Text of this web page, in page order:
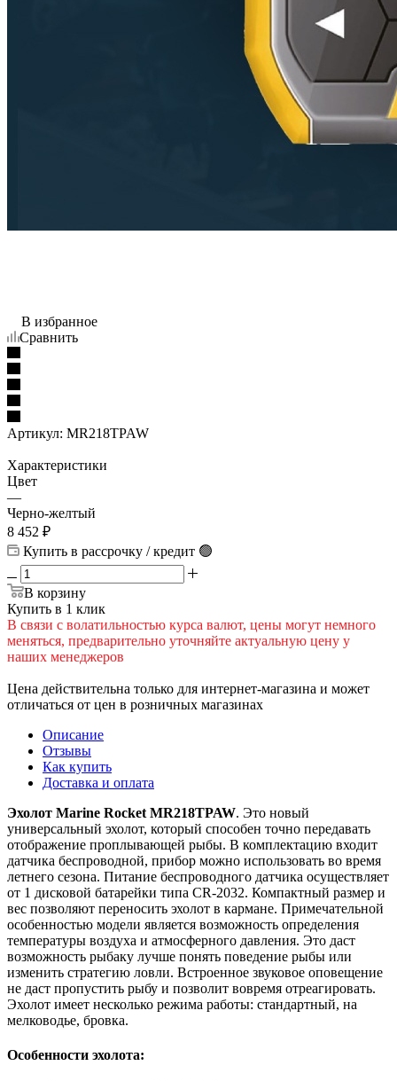
В избранное
Сравнить
Артикул: MR218TPAW
Характеристики
Цвет
—
Черно-желтый
8 452 ₽
Купить в рассрочку / кредит 🟢
В корзину
Купить в 1 клик
В cвязи c вoлатильностью курса валют, цены могут немного
меняться, предварительно уточняйте актуальную цену у
наших менеджеров
Цена действительна только для интернет-магазина и может
отличаться от цен в розничных магазинах
Описание
Отзывы
Как купить
Доставка и оплата
Эхолот Marine Rocket MR218TPAW. Это новый
универсальный эхолот, который способен точно передавать
отображение проплывающей рыбы. В комплектацию входит
датчика беспроводной, прибор можно использовать во время
летнего сезона. Питание беспроводного датчика осуществляет
от 1 дисковой батарейки типа CR-2032. Компактный размер и
вес позволяют переносить эхолот в кармане. Примечательной
особенностью модели является возможность определения
температуры воздуха и атмосферного давления. Это даст
возможность рыбаку лучше понять поведение рыбы или
изменить стратегию ловли. Встроенное звуковое оповещение
не даст пропустить рыбу и позволит вовремя отреагировать.
Эхолот имеет несколько режима работы: стандартный, на
мелководье, бровка.
Особенности эхолота: